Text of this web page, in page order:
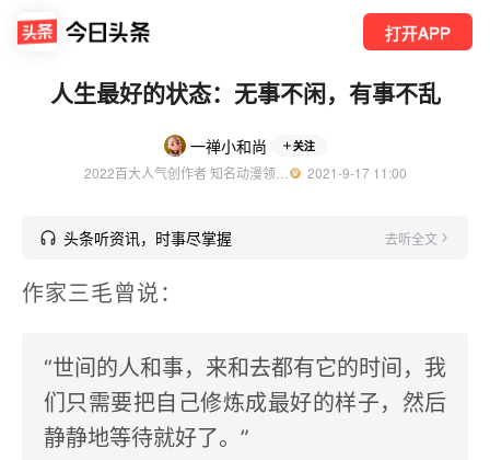
打开APP
人生最好的状态：无事不闲，有事不乱
一禅小和尚 关注
2022百大人气创作者 知名动漫领域创作者
  2021-9-17 11:00
头条听资讯，时事尽掌握 去听全文
作家三毛曾说：
“世间的人和事，来和去都有它的时间，我
们只需要把自己修炼成最好的样子，然后
静静地等待就好了。”